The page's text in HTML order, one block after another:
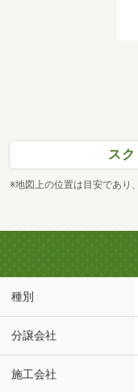
ス
※地図上の位置は目安であり
種別
分譲会社
施工会社